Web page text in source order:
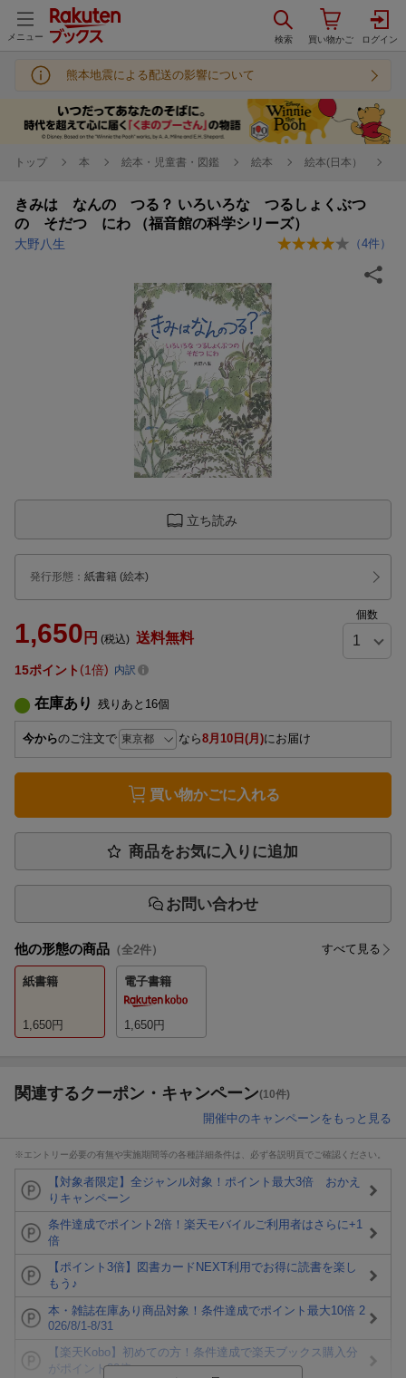
メニュー
熊本地震による配送の影響について
トップ 本 絵本・児童書・図鑑 絵本 絵本(日本）
きみは なんの つる？ いろいろな つるしょくぶつ
の そだつ にわ （福音館の科学シリーズ）
大野八生 （4件）
立ち読み
発行形態 ： 紙書籍 (絵本)
1,650 円 (税込) 送料無料
個数
15ポイント 1倍 内訳
在庫あり 残りあと 16個
今からのご注文で なら8月10日(月)にお届け
買い物かごに入れる
商品をお気に入りに追加
お問い合わせ
他の形態の商品 （全2件） すべて見る
紙書籍
1,650円
電子書籍
1,650円
関連するクーポン・キャンペーン(10件)
開催中のキャンペーンをもっと見る
※エントリー必要の有無や実施期間等の各種詳細条件は、必ず各説明頁でご確認ください。
【対象者限定】全ジャンル対象！ポイント最大3倍 おかえ
りキャンペーン
条件達成でポイント2倍！楽天モバイルご利用者はさらに+1
倍
【ポイント3倍】図書カードNEXT利用でお得に読書を楽し
もう♪
本・雑誌在庫あり商品対象！条件達成でポイント最大10倍 2
026/8/1-8/31
【楽天Kobo】初めての方！条件達成で楽天ブックス購入分
がポイント20倍